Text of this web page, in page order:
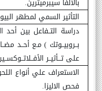
بالالفا سيبرميثرين.
التأثير السمي لمطهر البيوسيد - 30 على
دراسة التــفاعل بين أحد
بــروبيــوتك ) مـع أحــد
على تـــأثيــر
الاستعراف علي أنواع
فحص الاليزا.